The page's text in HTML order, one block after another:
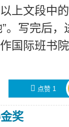
上文段中
。写完后
国际班书院
󰄼 点赞 1
奖